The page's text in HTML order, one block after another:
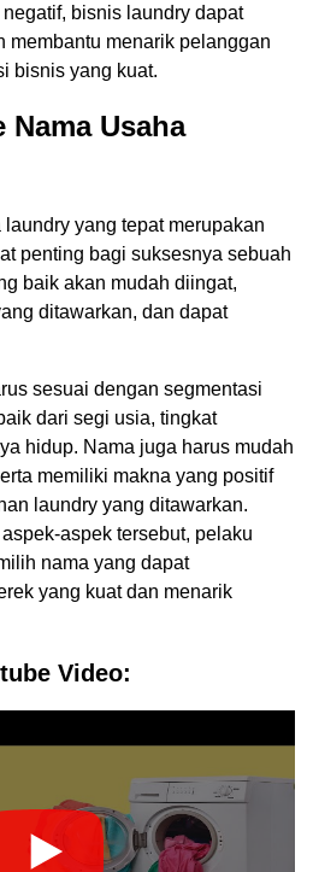
bisnis laundry dapat
membantu menarik pelanggan
bisnis yang kuat.
Usaha
yang tepat merupakan
penting bagi suksesnya sebuah
baik akan mudah diingat,
ditawarkan, dan dapat
sesuai dengan segmentasi
dari segi usia, tingkat
hidup. Nama juga harus mudah
memiliki makna yang positif
laundry yang ditawarkan.
aspek tersebut, pelaku
nama yang dapat
yang kuat dan menarik
Video: